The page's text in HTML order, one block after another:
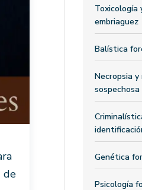
de
Toxicología
embriaguez
Balística
Necropsia
sospechosa
Genética
Psicología